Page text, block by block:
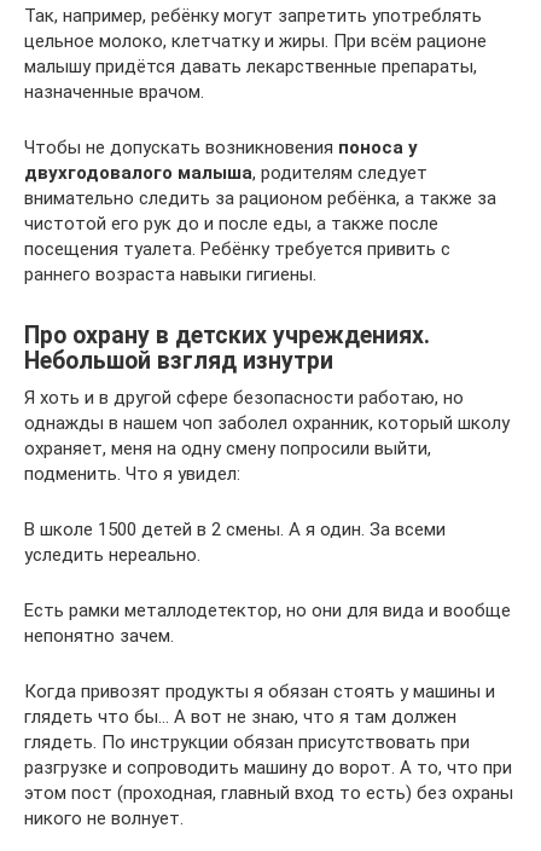
Так, например, ребёнку могут запретить употреблять
цельное молоко, клетчатку и жиры. При всём рационе
малышу придётся давать лекарственные препараты,
назначенные врачом.
Чтобы не допускать возникновения поноса у
двухгодовалого малыша, родителям следует
внимательно следить за рационом ребёнка, а также за
чистотой его рук до и после еды, а также после
посещения туалета. Ребёнку требуется привить с
раннего возраста навыки гигиены.
Про охрану в детских учреждениях.
Небольшой взгляд изнутри
Я хоть и в другой сфере безопасности работаю, но
однажды в нашем чоп заболел охранник, который школу
охраняет, меня на одну смену попросили выйти,
подменить. Что я увидел:
В школе 1500 детей в 2 смены. А я один. За всеми
уследить нереально.
Есть рамки металлодетектор, но они для вида и вообще
непонятно зачем.
Когда привозят продукты я обязан стоять у машины и
глядеть что бы… А вот не знаю, что я там должен
глядеть. По инструкции обязан присутствовать при
разгрузке и сопроводить машину до ворот. А то, что при
этом пост (проходная, главный вход то есть) без охраны
никого не волнует.